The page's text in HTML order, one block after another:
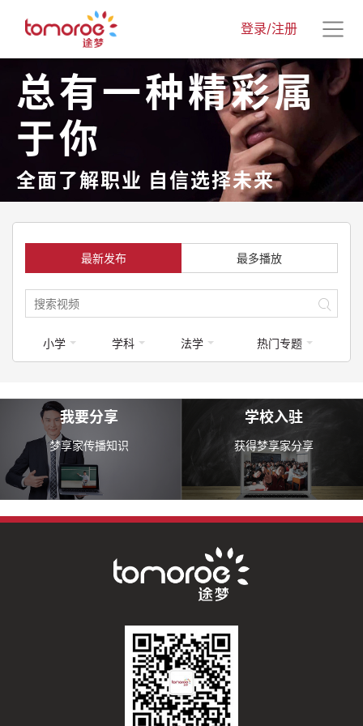
登录/注册
总有一种精彩属
于你
全面了解职业 自信选择未来
最新发布 最多播放
小学 学科 法学 热门专题
我要分享
梦享家传播知识
学校入驻
获得梦享家分享